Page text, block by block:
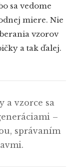
sa vedome
miere. Nie
vzorov
a tak ďalej.
a vzorce sa
–
správaním